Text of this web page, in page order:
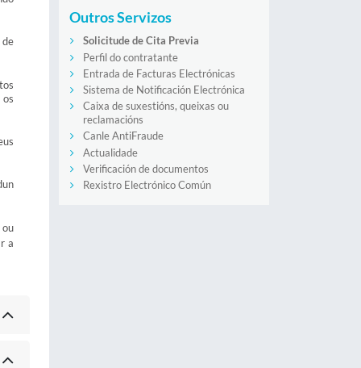
a
Outros Servizos
Solicitude de Cita Previa
Perfil do contratante
Entrada de Facturas Electrónicas
Sistema de Notificación Electrónica
Caixa de suxestións, queixas ou
reclamacións
Canle AntiFraude
Actualidade
Verificación de documentos
Rexistro Electrónico Común